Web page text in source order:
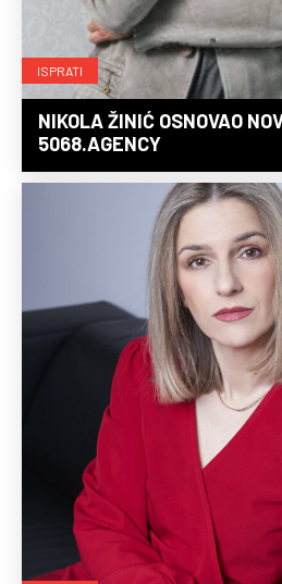
ISPRATI
NIKOLA ŽINIĆ OSNOVAO
5068.AGENCY